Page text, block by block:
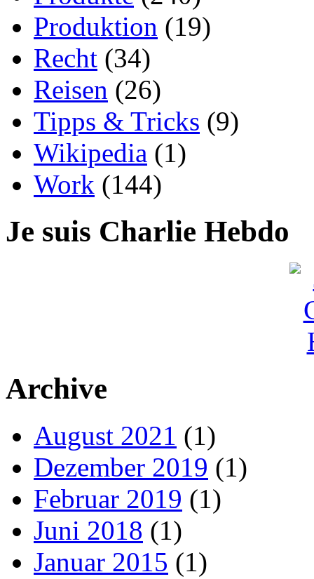
Produktion (19)
Recht (34)
Reisen (26)
Tipps & Tricks (9)
Wikipedia (1)
Work (144)
Je suis Charlie Hebdo
Archive
August 2021 (1)
Dezember 2019 (1)
Februar 2019 (1)
Juni 2018 (1)
Januar 2015 (1)